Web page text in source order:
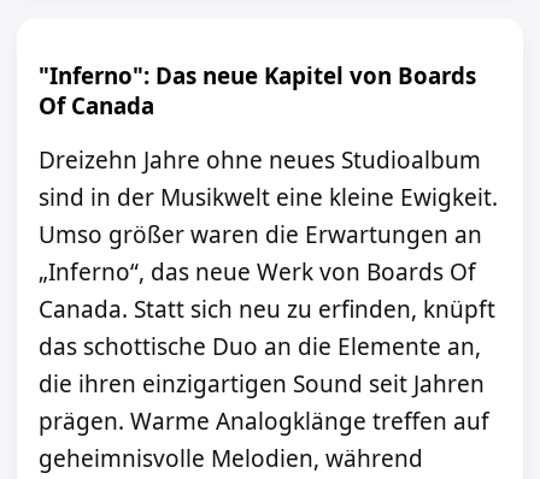
"Inferno": Das neue Kapitel von Boards
Of Canada
Dreizehn Jahre ohne neues Studioalbum
sind in der Musikwelt eine kleine Ewigkeit.
Umso größer waren die Erwartungen an
„Inferno“, das neue Werk von Boards Of
Canada. Statt sich neu zu erfinden, knüpft
das schottische Duo an die Elemente an,
die ihren einzigartigen Sound seit Jahren
prägen. Warme Analogklänge treffen auf
geheimnisvolle Melodien, während